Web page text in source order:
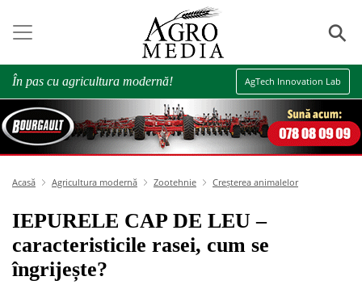
⚲
În pas cu agricultura modernă! AgTech Innovation Lab
Acasă Agricultura modernă Zootehnie Creșterea animalelor
IEPURELE CAP DE LEU –
caracteristicile rasei, cum se
îngrijește?